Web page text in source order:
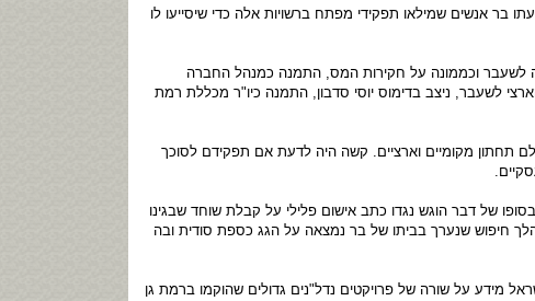
בר אנשים שמילאו תפקידי מפתח ברשויות אלה כדי שיסייעו לו
לשעבר וכממונה על חקירות המס, התמנה כמנהל החברה
לשעבר, ניצב בדימוס יוסי סדבון, התמנה כיו"ר מכללת רמת
תחתון מקומיים וארציים. קשה היה לדעת אם תפקידם לסוכך
של דבר הוגש נגדו כתב אישום פלילי על קבלת שוחד שבגינו
חיפוש שנערך בביתו של בר נמצאה על הגג כספת סודית ובה
מידע על שורה של פרויקטים נדל"נים גדולים שהוקמו ברמת גן